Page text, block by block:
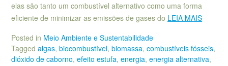
elas são tanto um combustível alternativo como uma forma
eficiente de minimizar as emissões de gases do LEIA MAIS
Posted in Meio Ambiente e Sustentabilidade
Tagged algas, biocombustível, biomassa, combustíveis fósseis,
dióxido de caborno, efeito estufa, energia, energia alternativa,